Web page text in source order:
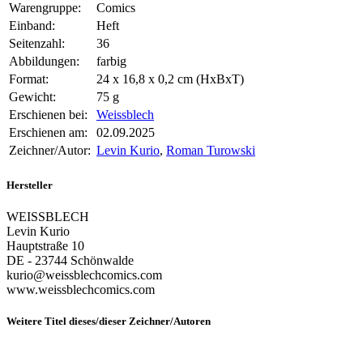
Warengruppe:
Comics
Einband:
Heft
Seitenzahl:
36
Abbildungen:
farbig
Format:
24 x 16,8 x 0,2 cm (HxBxT)
Gewicht:
75 g
Erschienen bei:
Weissblech
Erschienen am:
02.09.2025
Zeichner/Autor: Levin Kurio, Roman Turowski
Hersteller
WEISSBLECH
Levin Kurio
Hauptstraße 10
DE - 23744 Schönwalde
kurio@weissblechcomics.com
www.weissblechcomics.com
Weitere Titel dieses/dieser Zeichner/Autoren